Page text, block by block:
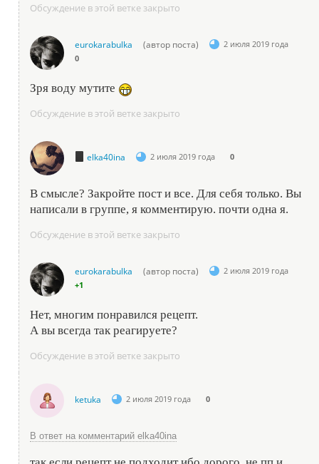
Обсуждение в этой ветке закрыто
eurokarabulka (автор поста)
2 июля 2019 года
0
Зря воду мутите
Обсуждение в этой ветке закрыто
elka40ina 2 июля 2019 года 0
В смысле? Закройте пост и все. Для себя только. Вы
написали в группе, я комментирую. почти одна я.
Обсуждение в этой ветке закрыто
eurokarabulka (автор поста)
2 июля 2019 года
+1
Нет, многим понравился рецепт.
А вы всегда так реагируете?
Обсуждение в этой ветке закрыто
ketuka 2 июля 2019 года 0
В ответ на комментарий elka40ina